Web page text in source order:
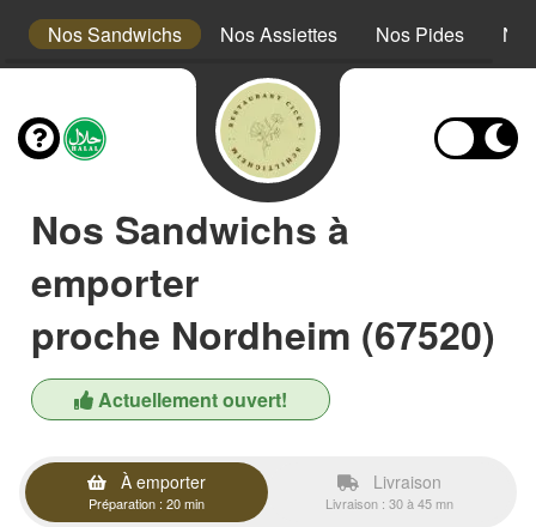
Nos Sandwichs Nos Assiettes Nos Pides
Nos Sandwichs à
emporter
proche Nordheim (67520)
Actuellement ouvert!
À emporter
Préparation : 20 min
Livraison
Livraison : 30 à 45 mn